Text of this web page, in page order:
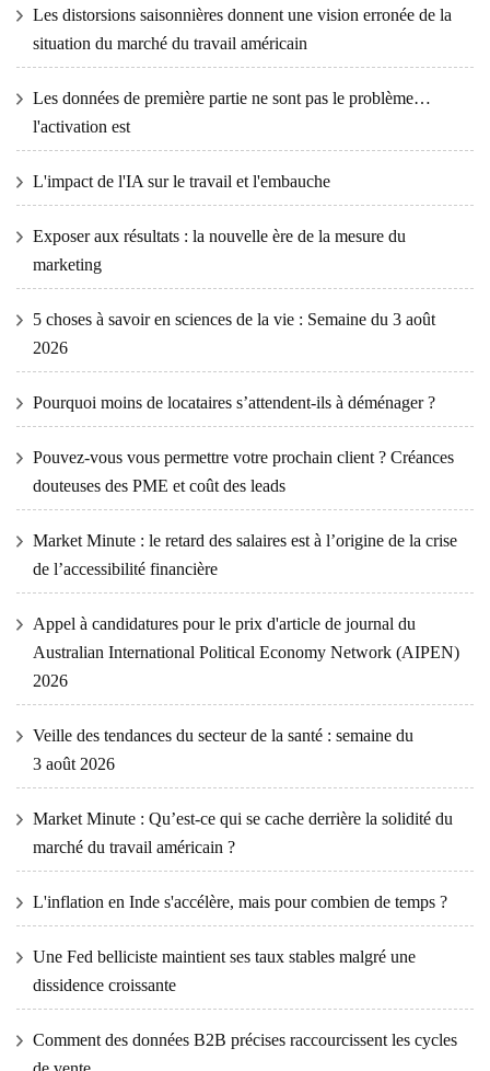
Les distorsions saisonnières donnent une vision erronée de la
situation du marché du travail américain
Les données de première partie ne sont pas le problème…
l'activation est
L'impact de l'IA sur le travail et l'embauche
Exposer aux résultats : la nouvelle ère de la mesure du
marketing
5 choses à savoir en sciences de la vie : Semaine du 3 août
2026
Pourquoi moins de locataires s’attendent-ils à déménager ?
Pouvez-vous vous permettre votre prochain client ? Créances
douteuses des PME et coût des leads
Market Minute : le retard des salaires est à l’origine de la crise
de l’accessibilité financière
Appel à candidatures pour le prix d'article de journal du
Australian International Political Economy Network (AIPEN)
2026
Veille des tendances du secteur de la santé : semaine du
3 août 2026
Market Minute : Qu’est-ce qui se cache derrière la solidité du
marché du travail américain ?
L'inflation en Inde s'accélère, mais pour combien de temps ?
Une Fed belliciste maintient ses taux stables malgré une
dissidence croissante
Comment des données B2B précises raccourcissent les cycles